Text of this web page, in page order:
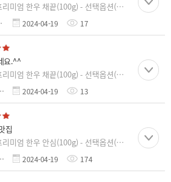
리미엄 한우 채끝(100g) - 선택옵션(등
량)
2024-04-19 17
요.^^
리미엄 한우 채끝(100g) - 선택옵션(등
량)
2024-04-19 13
집
리미엄 한우 안심(100g) - 선택옵션(등
량)
2024-04-19 174